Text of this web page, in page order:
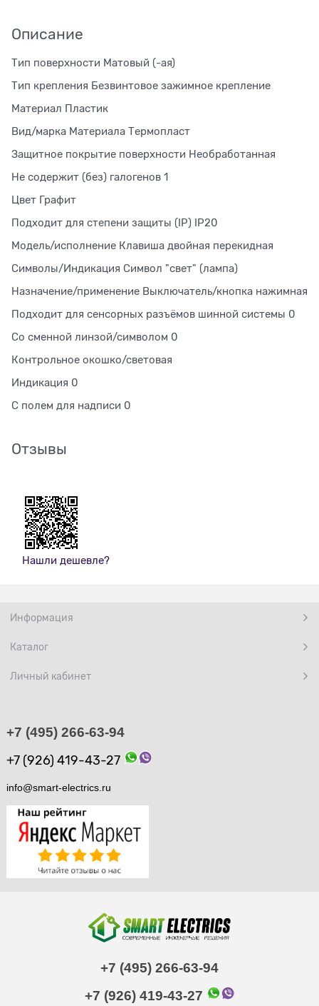
Описание
Тип поверхности Матовый (-ая)
Тип крепления Безвинтовое зажимное крепление
Материал Пластик
Вид/марка Материала Термопласт
Защитное покрытие поверхности Необработанная
Не содержит (без) галогенов 1
Цвет Графит
Подходит для степени защиты (IP) IP20
Модель/исполнение Клавиша двойная перекидная
Символы/Индикация Символ "свет" (лампа)
Назначение/применение Выключатель/кнопка нажимная
Подходит для сенсорных разъёмов шинной системы 0
Со сменной линзой/символом 0
Контрольное окошко/световая
Индикация 0
С полем для надписи 0
Отзывы
Нашли дешевле?
Информация
Каталог
Личный кабинет
+7 (495) 266-63-94
+7 (926) 419-43-27
info@smart-electrics.ru
+7 (495) 266-63-94
+7 (926) 419-43-27